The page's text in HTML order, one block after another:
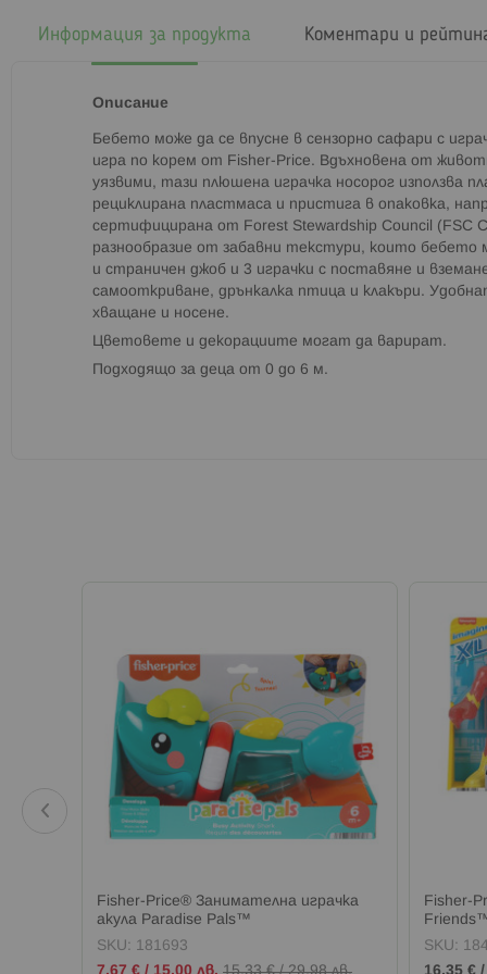
Информация за продукта
Описание
Бебето може да се впусне в сензорно сафари с
игра по корем от Fisher-Price. Вдъхновена от
уязвими, тази плюшена играчка носорог използва
рециклирана пластмаса и пристига в опаковка,
сертифицирана от Forest Stewardship Council (FSC
разнообразие от забавни текстури, които бебето
и страничен джоб и 3 играчки с поставяне и
самооткриване, дрънкалка птица и клакъри.
хващане и носене.
Цветовете и декорациите могат да варират.
Подходящо за деца от 0 до 6 м.
Коментари и
Fisher-Price® Занимателна играчка
акула Paradise Pals™
SKU: 181693
Промо
7,67 € / 15,00 лв. 15,33 €/29,98 лв.
Fisher-
SKU:
16,35 € /